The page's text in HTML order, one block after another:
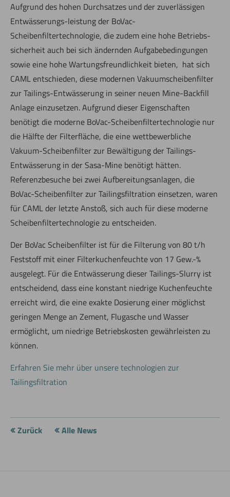
Aufgrund des hohen Durchsatzes und der zuverlässigen
Entwässerungs-leistung der BoVac-
Scheibenfiltertechnologie, die zudem eine hohe Betriebs-
sicherheit auch bei sich ändernden Aufgabebedingungen
sowie eine hohe Wartungsfreundlichkeit bieten, hat sich
CAML entschieden, diese modernen Vakuumscheibenfilter
zur Tailings-Entwässerung in seiner neuen Mine-Backfill
Anlage einzusetzen. Aufgrund dieser Eigenschaften
benötigt die moderne BoVac-Scheibenfiltertechnologie nur
die Hälfte der Filterfläche, die eine wettbewerbliche
Vakuum-Scheibenfilter zur Bewältigung der Tailings-
Entwässerung in der Sasa-Mine benötigt hätten.
Referenzbesuche bei zwei Aufbereitungsanlagen, die
BoVac-Scheibenfilter zur Tailingsfiltration einsetzen, waren
für CAML der letzte Anstoß, sich auch für diese moderne
Scheibenfiltertechnologie zu entscheiden.
Der BoVac Scheibenfilter ist für die Filterung von 80 t/h
Feststoff mit einer Filterkuchenfeuchte von 17 Gew.-%
ausgelegt. Für die Entwässerung dieser Tailings-Slurry ist
entscheidend, dass eine konstant niedrige Kuchenfeuchte
erreicht wird, die eine exakte Dosierung einer möglichst
geringen Menge an Zement, Flugasche und Wasser
ermöglicht, um niedrige Betriebskosten gewährleisten zu
können.
Erfahren Sie mehr über unsere technologien zur
Tailingsfiltration
Zurück Alle News